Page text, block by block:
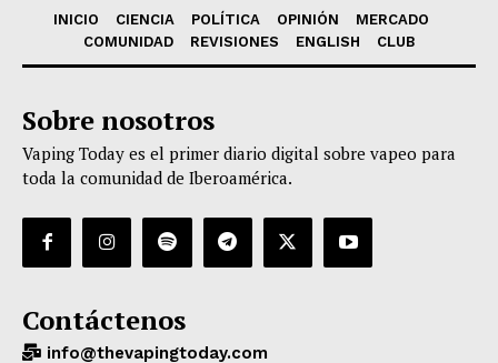
INICIO CIENCIA POLÍTICA OPINIÓN
MERCADO
COMUNIDAD
REVISIONES ENGLISH CLUB
Sobre nosotros
Vaping Today es el primer diario digital sobre vapeo para
toda la comunidad de Iberoamérica.
Contáctenos
info@thevapingtoday.com